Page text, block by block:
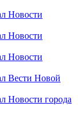
Новости
Новости
Новости
Вести Новой
Новости города